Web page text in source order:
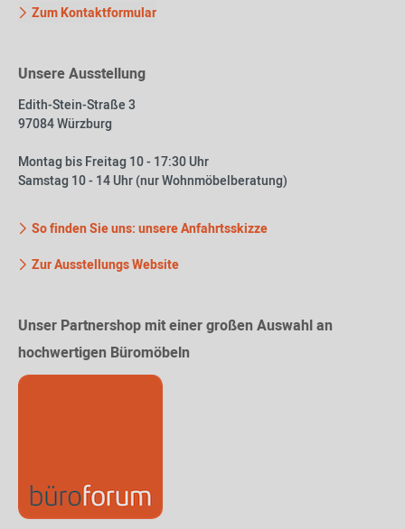
Zum Kontaktformular
Unsere Ausstellung
Edith-Stein-Straße 3
97084 Würzburg
Montag bis Freitag 10 - 17:30 Uhr
Samstag 10 - 14 Uhr (nur Wohnmöbelberatung)
So finden Sie uns: unsere Anfahrtsskizze
Zur Ausstellungs Website
Unser Partnershop mit einer großen Auswahl an
hochwertigen Büromöbeln